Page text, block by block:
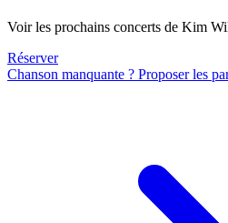
Voir les prochains concerts de Kim
Réserver
Chanson manquante ? Proposer les